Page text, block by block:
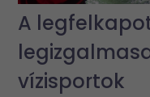
A
vízisportok